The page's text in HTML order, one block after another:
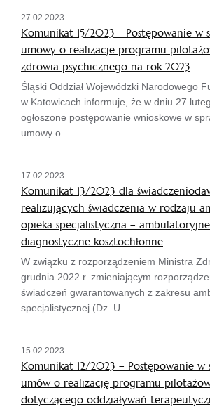
27.02.2023
Komunikat 15/2023 - Postępowanie w
umowy o realizacje programu
zdrowia psychicznego na rok 2023
Śląski Oddział Wojewódzki Narodowego
w Katowicach informuje, że w dniu 27
ogłoszone postępowanie wnioskowe w
umowy o...
17.02.2023
Komunikat 13/2023 dla
realizujących świadczenia w rodzaju
opieka specjalistyczna –
diagnostyczne kosztochłonne
W związku z rozporządzeniem Ministra
grudnia 2022 r. zmieniającym
świadczeń gwarantowanych z zakresu
specjalistycznej (Dz. U....
15.02.2023
Komunikat 12/2023 – Postępowanie w
umów o realizację programu
dotyczącego oddziaływań